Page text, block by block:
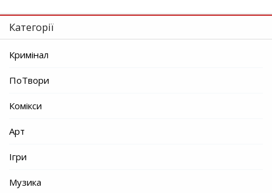
Категорії
Кримінал
ПоТвори
Комікси
Арт
Ігри
Музика